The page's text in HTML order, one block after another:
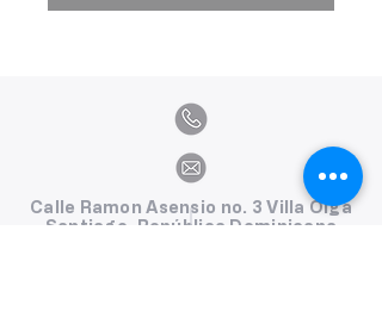
Calle Ramon Asensio no. 3 Villa Olga
Santiago, República Dominicana